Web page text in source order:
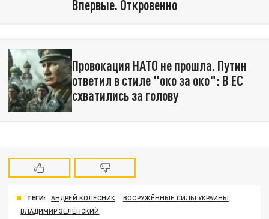
Впервые. Откровенно
Провокация НАТО не прошла. Путин
ответил в стиле "око за око": В EC
схватились за голову
ТЕГИ: АНДРЕЙ КОЛЕСНИК
ВООРУЖЁННЫЕ СИЛЫ УКРАИНЫ
ВЛАДИМИР ЗЕЛЕНСКИЙ